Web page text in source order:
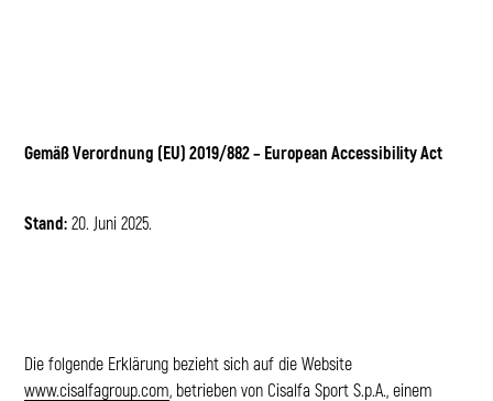
Gemäß Verordnung (EU) 2019/882 – European Accessibility Act
Stand: 20. Juni 2025.
Die folgende Erklärung bezieht sich auf die Website
www.cisalfagroup.com, betrieben von Cisalfa Sport S.p.A., einem